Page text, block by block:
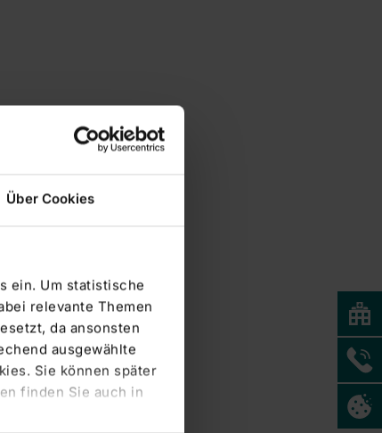
Über Cookies
ein. Um statistische
relevante Themen
da ansonsten
ausgewählte
Sie können später
finden Sie auch in